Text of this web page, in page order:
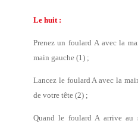
Le huit :
Prenez un foulard A avec la
main gauche (1) ;
Lancez le foulard A avec la
de votre tête (2) ;
Quand le foulard A arrive au